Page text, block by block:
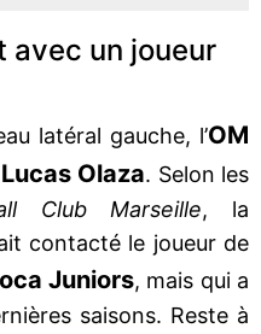
avec un joueur
latéral gauche, l’OM
Lucas Olaza. Selon les
Club Marseille, la
contacté le joueur de
Juniors, mais qui a
saisons. Reste à